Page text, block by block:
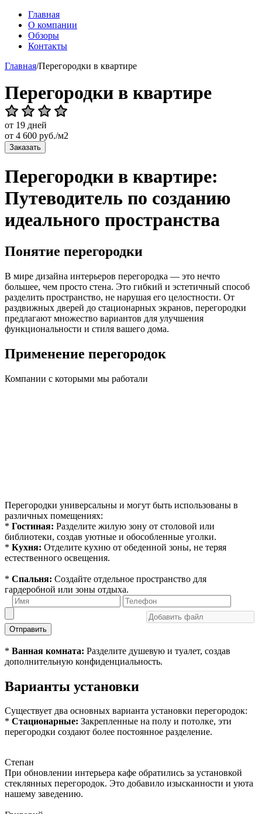
Главная
О компании
Обзоры
Контакты
Главная/Перегородки в квартире
Перегородки в квартире
от 19 дней
от 4 600 руб./м2
Заказать
Перегородки в квартире:
Путеводитель по созданию
идеального пространства
Понятие перегородки
В мире дизайна интерьеров перегородка — это нечто
большее, чем просто стена. Это гибкий и эстетичный способ
разделить пространство, не нарушая его целостности. От
раздвижных дверей до стационарных экранов, перегородки
предлагают множество вариантов для улучшения
функциональности и стиля вашего дома.
Применение перегородок
Компании с которыми мы работали
Перегородки универсальны и могут быть использованы в
различных помещениях:
* Гостиная: Разделите жилую зону от столовой или
библиотеки, создав уютные и обособленные уголки.
* Кухня: Отделите кухню от обеденной зоны, не теряя
естественного освещения.
* Спальня: Создайте отдельное пространство для
гардеробной или зоны отдыха.
Отправить
* Ванная комната: Разделите душевую и туалет, создав
дополнительную конфиденциальность.
Варианты установки
Существует два основных варианта установки перегородок:
* Стационарные: Закрепленные на полу и потолке, эти
перегородки создают более постоянное разделение.
Степан
При обновлении интерьера кафе обратились за установкой
стеклянных перегородок. Это добавило изысканности и уюта
нашему заведению.